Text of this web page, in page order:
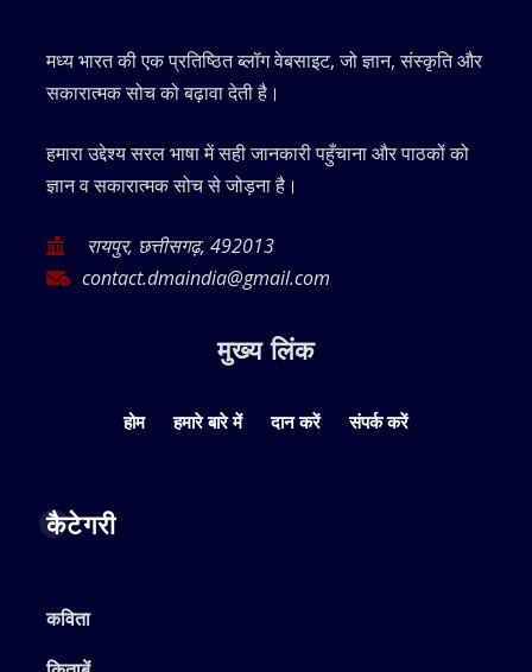
मध्य भारत की एक प्रतिष्ठित ब्लॉग वेबसाइट, जो ज्ञान, संस्कृति और
सकारात्मक सोच को बढ़ावा देती है।
हमारा उद्देश्य सरल भाषा में सही जानकारी पहुँचाना और पाठकों को
ज्ञान व सकारात्मक सोच से जोड़ना है।
रायपुर, छत्तीसगढ़, 492013
contact.dmaindia@gmail.com
मुख्य लिंक
होम हमारे बारे में दान करें संपर्क करें
कैटेगरी
कविता